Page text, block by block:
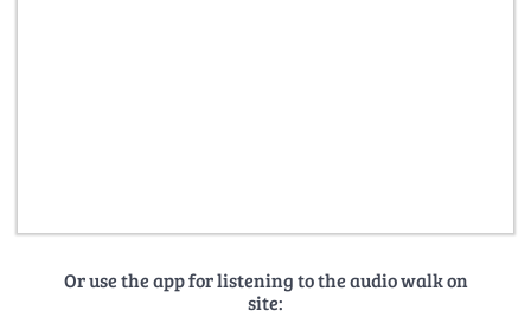
Or use the app for listening to the audio walk on
site: